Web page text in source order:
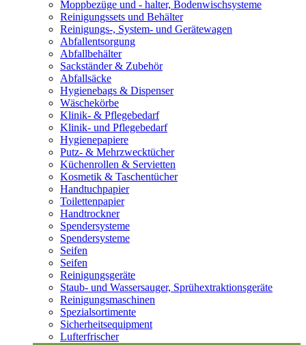
Moppbezüge und - halter, Bodenwischsysteme
Reinigungssets und Behälter
Reinigungs-, System- und Gerätewagen
Abfallentsorgung
Abfallbehälter
Sackständer & Zubehör
Abfallsäcke
Hygienebags & Dispenser
Wäschekörbe
Klinik- & Pflegebedarf
Klinik- und Pflegebedarf
Hygienepapiere
Putz- & Mehrzwecktücher
Küchenrollen & Servietten
Kosmetik & Taschentücher
Handtuchpapier
Toilettenpapier
Handtrockner
Spendersysteme
Spendersysteme
Seifen
Seifen
Reinigungsgeräte
Staub- und Wassersauger, Sprühextraktionsgeräte
Reinigungsmaschinen
Spezialsortimente
Sicherheitsequipment
Lufterfrischer